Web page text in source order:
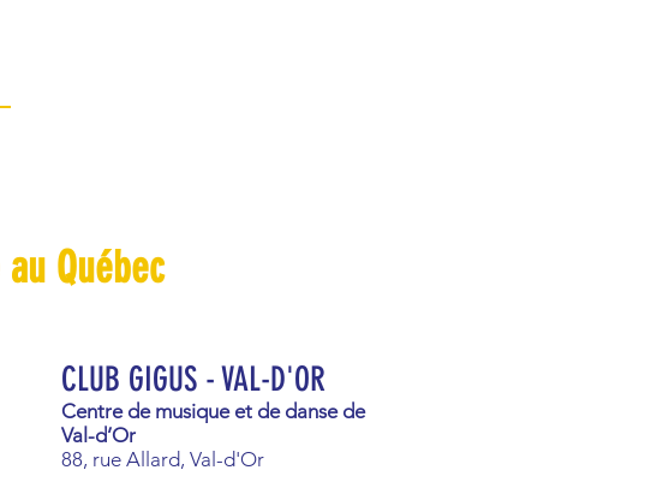
Québec
CLUB GIGUS - VAL-D'OR
Centre de musique et de danse de
Val-d’Or
88, rue Allard, Val-d'Or